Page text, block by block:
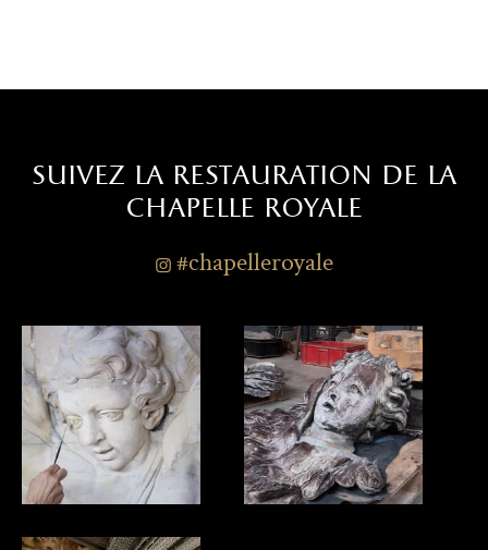
suivez la restauration de la
chapelle royale
#chapelleroyale